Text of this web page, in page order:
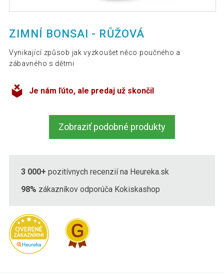
ZIMNÍ BONSAI - RŮŽOVÁ
Vynikající způsob jak vyzkoušet něco poučného a
zábavného s dětmi
Je nám ľúto, ale predaj už skončil
Zobraziť podobné produkty
3 000+ pozitívnych recenzií na Heureka.sk
98% zákazníkov odporúča Kokiskashop